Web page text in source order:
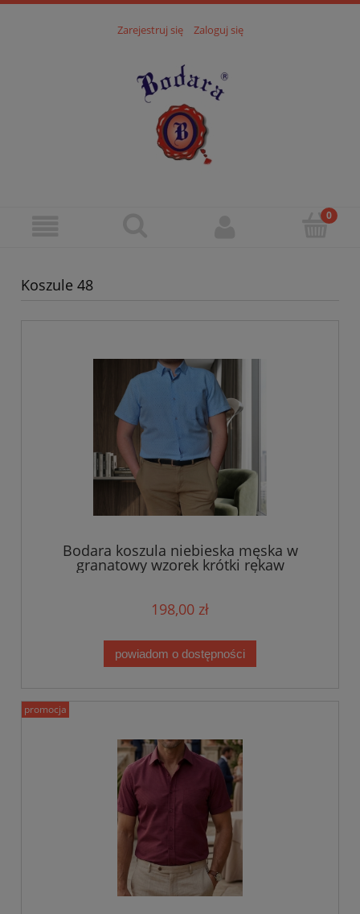
Zarejestruj się Zaloguj się
Koszule 48
Bodara koszula niebieska męska w
granatowy wzorek krótki rękaw
198,00 zł
powiadom o dostępności
promocja